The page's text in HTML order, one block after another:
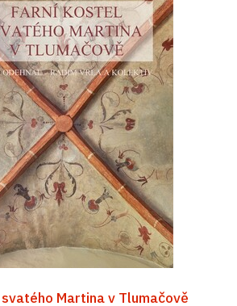
Martina v Tlumačově